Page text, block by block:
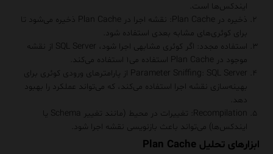
ایندکس‌ها است.
ذخیره در Plan Cache
: نقشه اجرا در Plan Cache ذخیره می‌شود تا
برای کوئری‌های مشابه بعدی استفاده شود.
استفاده مجدد
: اگر کوئری مشابهی اجرا شود، SQL Server از نقشه
موجود در Plan Cache استفاده می۱ استفاده می‌کند.
Parameter Sniffing : SQL Server از پارامترهای ورودی کوئری برای
بهینه‌سازی نقشه اجرا استفاده می‌کند، که می‌تواند عملکرد را بهبود
دهد.
Recompilation
: تغییرات در محیط (مانند تغییر Schema یا
ایندکس‌ها) می‌تواند باعث بازنویسی نقشه اجرا شود.
ابزارهای تحلیل Plan Cache